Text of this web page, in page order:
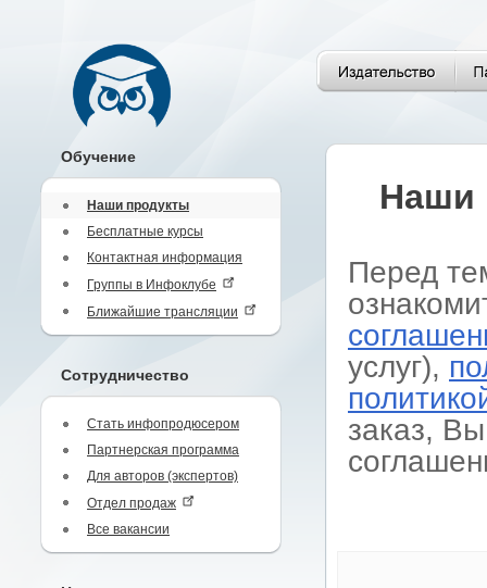
Обучение
Наши продукты
Бесплатные курсы
Контактная информация
Группы в Инфоклубе
Ближайшие трансляции
Сотрудничество
Стать инфопродюсером
Партнерская программа
Для авторов (экспертов)
Отдел продаж
Все вакансии
Наши
Перед
услуг),
заказ,